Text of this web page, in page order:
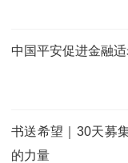
中国平安促进金融
书送希望｜30天募
的力量